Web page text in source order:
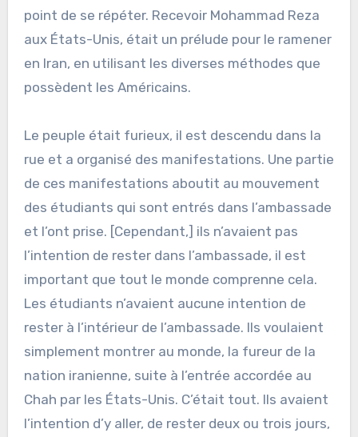
point de se répéter. Recevoir Mohammad Reza
aux États-Unis, était un prélude pour le ramener
en Iran, en utilisant les diverses méthodes que
possèdent les Américains.
Le peuple était furieux, il est descendu dans la
rue et a organisé des manifestations. Une partie
de ces manifestations aboutit au mouvement
des étudiants qui sont entrés dans l’ambassade
et l’ont prise. [Cependant,] ils n’avaient pas
l’intention de rester dans l’ambassade, il est
important que tout le monde comprenne cela.
Les étudiants n’avaient aucune intention de
rester à l’intérieur de l’ambassade. Ils voulaient
simplement montrer au monde, la fureur de la
nation iranienne, suite à l’entrée accordée au
Chah par les États-Unis. C’était tout. Ils avaient
l’intention d’y aller, de rester deux ou trois jours,